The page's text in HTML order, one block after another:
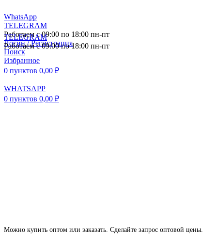
WhatsApp
TELEGRAM
Работаем с 09:00 по 18:00 пн-пт
Логин / Регистрация
Поиск
Избранное
0 пунктов 0,00 ₽
WHATSAPP
0 пунктов 0,00 ₽
TELEGRAM
Работаем с 09:00 по 18:00 пн-пт
Можно купить оптом или заказать. Сделайте запрос оптовой цены.